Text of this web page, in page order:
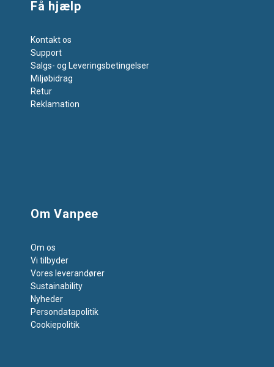
Få hjælp
Kontakt os
Support
Salgs- og Leveringsbetingelser
Miljøbidrag
Retur
Reklamation
Om Vanpee
Om os
Vi tilbyder
Vores leverandører
Sustainability
Nyheder
Persondatapolitik
Cookiepolitik